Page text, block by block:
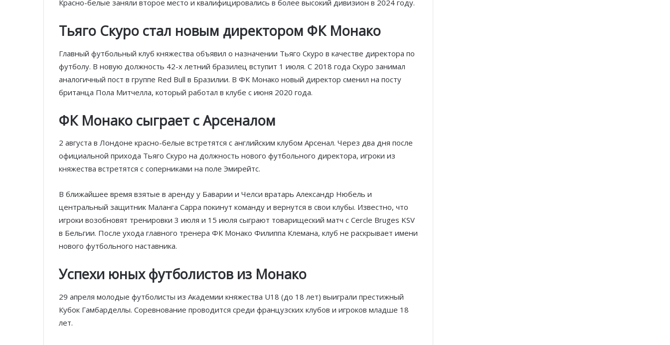
Красно-белые заняли второе место и квалифицировались в более высокий дивизион в 2024 году.
Тьяго Скуро стал новым директором ФК Монако
Главный футбольный клуб княжества объявил о назначении Тьяго Скуро в качестве директора по
футболу. В новую должность 42-х летний бразилец вступит 1 июля. С 2018 года Скуро занимал
аналогичный пост в группе Red Bull в Бразилии. В ФК Монако новый директор сменил на посту
британца Пола Митчелла, который работал в клубе с июня 2020 года.
ФК Монако сыграет с Арсеналом
2 августа в Лондоне красно-белые встретятся с английским клубом Арсенал. Через два дня после
официальной прихода Тьяго Скуро на должность нового футбольного директора, игроки из
княжества встретятся с соперниками на поле Эмирейтс.
В ближайшее время взятые в аренду у Баварии и Челси вратарь Александр Нюбель и
центральный защитник Маланга Сарра покинут команду и вернутся в свои клубы. Известно, что
игроки возобновят тренировки 3 июля и 15 июля сыграют товарищеский матч с Cercle Bruges KSV
в Бельгии. После ухода главного тренера ФК Монако Филиппа Клемана, клуб не раскрывает имени
нового футбольного наставника.
Успехи юных футболистов из Монако
29 апреля молодые футболисты из Академии княжества U18 (до 18 лет) выиграли престижный
Кубок Гамбарделлы. Соревнование проводится среди французских клубов и игроков младше 18
лет.